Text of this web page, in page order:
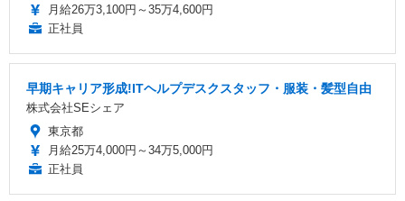
月給26万3,100円～35万4,600円
正社員
早期キャリア形成!ITヘルプデスクスタッフ・服装・髪型自由
株式会社SEシェア
東京都
月給25万4,000円～34万5,000円
正社員